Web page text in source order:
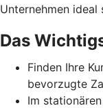
Unternehmen ideal
Das
Finden Ihre
bevorzugte
Im